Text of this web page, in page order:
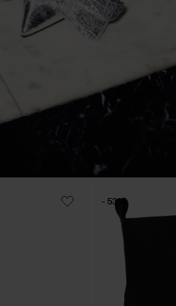
- 53%